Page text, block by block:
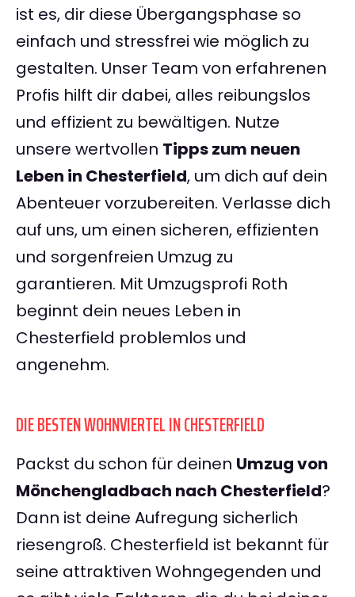
ist es, dir diese Übergangsphase so
einfach und stressfrei wie möglich zu
gestalten. Unser Team von erfahrenen
Profis hilft dir dabei, alles reibungslos
und effizient zu bewältigen. Nutze
unsere wertvollen Tipps zum neuen
Leben in Chesterfield, um dich auf dein
Abenteuer vorzubereiten. Verlasse dich
auf uns, um einen sicheren, effizienten
und sorgenfreien Umzug zu
garantieren. Mit Umzugsprofi Roth
beginnt dein neues Leben in
Chesterfield problemlos und
angenehm.
DIE BESTEN WOHNVIERTEL IN CHESTERFIELD
Packst du schon für deinen Umzug von
Mönchengladbach nach Chesterfield?
Dann ist deine Aufregung sicherlich
riesengroß. Chesterfield ist bekannt für
seine attraktiven Wohngegenden und